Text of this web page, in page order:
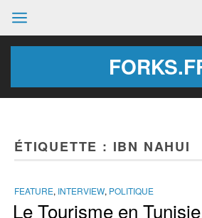
ÉTIQUETTE : IBN NAHUI
FEATURE, INTERVIEW, POLITIQUE
Le Tourisme en